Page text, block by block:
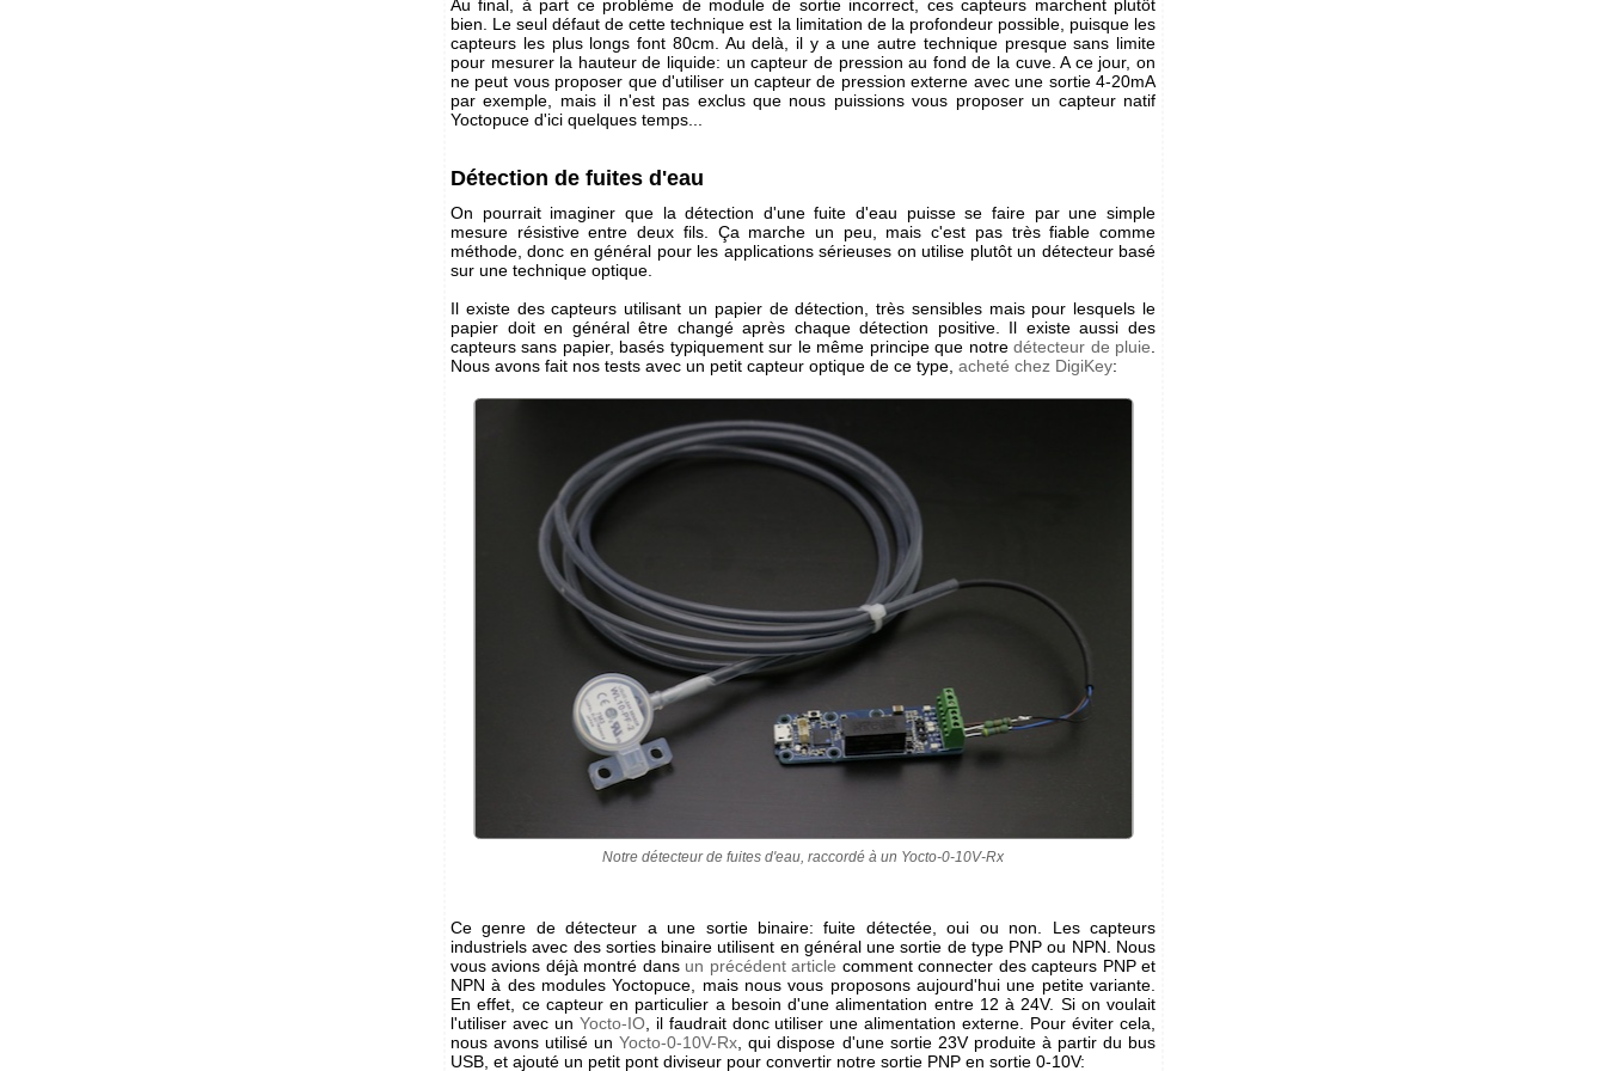
Au final, à part ce problème de module de sortie incorrect, ces capteurs marchent plutôt
bien. Le seul défaut de cette technique est la limitation de la profondeur possible, puisque les
capteurs les plus longs font 80cm. Au delà, il y a une autre technique presque sans limite
pour mesurer la hauteur de liquide: un capteur de pression au fond de la cuve. A ce jour, on
ne peut vous proposer que d'utiliser un capteur de pression externe avec une sortie 4-20mA
par exemple, mais il n'est pas exclus que nous puissions vous proposer un capteur natif
Yoctopuce d'ici quelques temps...
Détection de fuites d'eau
On pourrait imaginer que la détection d'une fuite d'eau puisse se faire par une simple
mesure résistive entre deux fils. Ça marche un peu, mais c'est pas très fiable comme
méthode, donc en général pour les applications sérieuses on utilise plutôt un détecteur basé
sur une technique optique.
Il existe des capteurs utilisant un papier de détection, très sensibles mais pour lesquels le
papier doit en général être changé après chaque détection positive. Il existe aussi des
capteurs sans papier, basés typiquement sur le même principe que notredétecteur de pluie
Nous avons fait nos tests avec un petit capteur optique de ce type, acheté chez DigiKey:
Notre détecteur de fuites d'eau, raccordé à un Yocto-0-10V-Rx
Ce genre de détecteur a une sortie binaire: fuite détectée, oui ou non. Les capteurs
industriels avec des sorties binaire utilisent en général une sortie de type PNP ou NPN. Nous
vous avions déjà montré dans un précédent article comment connecter des capteurs PNP et
NPN à des modules Yoctopuce, mais nous vous proposons aujourd'hui une petite variante.
En effet, ce capteur en particulier a besoin d'une alimentation entre 12 à 24V. Si on voulait
l'utiliser avec un Yocto-IO, il faudrait donc utiliser une alimentation externe. Pour éviter cela,
nous avons utilisé unYocto-0-10V-Rx , qui dispose d'une sortie 23V produite à partir du bus
USB, et ajouté un petit pont diviseur pour convertir notre sortie PNP en sortie 0-10V: